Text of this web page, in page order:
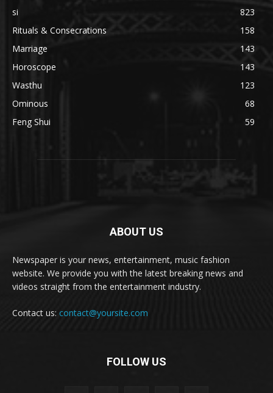
si
823
Rituals & Consecrations
158
Marriage
143
Horoscope
143
Wasthu
123
Ominous
68
Feng Shui
59
ABOUT US
Newspaper is your news, entertainment, music fashion
website. We provide you with the latest breaking news and
videos straight from the entertainment industry.
Contact us: contact@yoursite.com
FOLLOW US